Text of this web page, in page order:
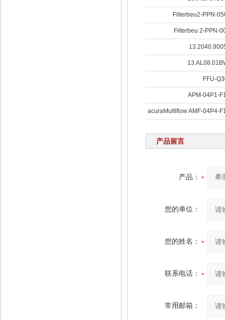
Filterbeu2-PPN-
Filterbeu 2-PPN-
FFU-
APM-04P1-
acuraMultiflow AMF-04P4-
产品留言
产品：
您的单位：
您的姓名：
联系电话：
常用邮箱：